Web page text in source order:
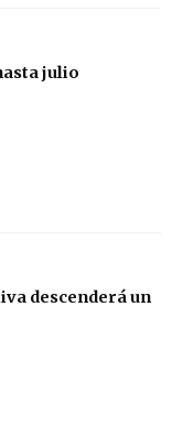
julio
descenderá un